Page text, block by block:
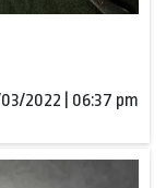
2022 | 06:37 pm